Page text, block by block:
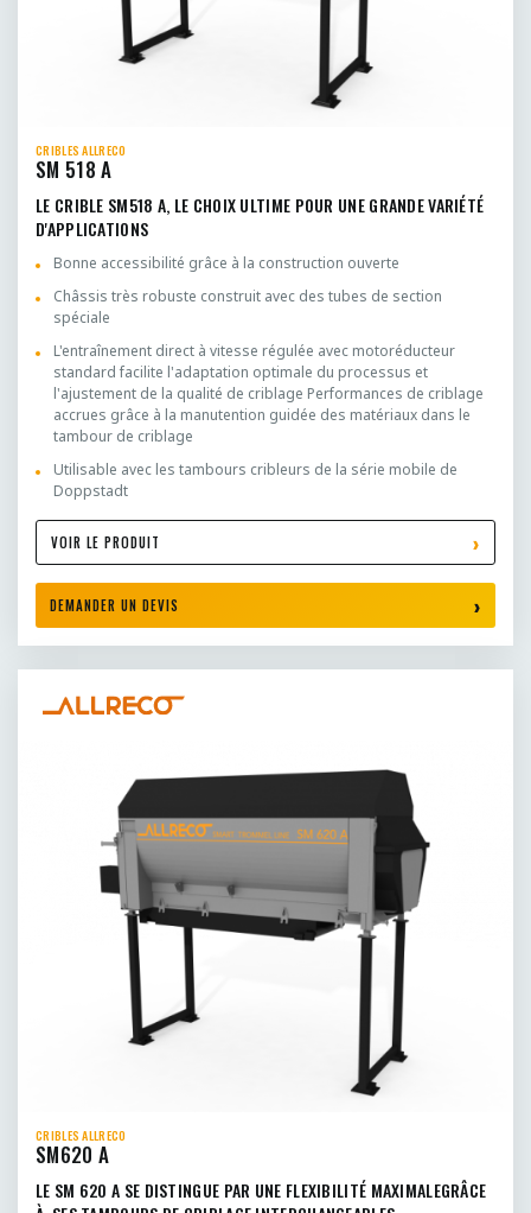
CRIBLES ALLRECO
SM 518 A
LE CRIBLE SM518 A, LE CHOIX ULTIME POUR UNE GRANDE VARIÉTÉ
D'APPLICATIONS
Bonne accessibilité grâce à la construction ouverte
Châssis très robuste construit avec des tubes de section
spéciale
L'entraînement direct à vitesse régulée avec motoréducteur
standard facilite l'adaptation optimale du processus et
l'ajustement de la qualité de criblage Performances de criblage
accrues grâce à la manutention guidée des matériaux dans le
tambour de criblage
Utilisable avec les tambours cribleurs de la série mobile de
Doppstadt
VOIR LE PRODUIT
DEMANDER UN DEVIS
CRIBLES ALLRECO
SM620 A
LE SM 620 A SE DISTINGUE PAR UNE FLEXIBILITÉ MAXIMALEGRÂCE